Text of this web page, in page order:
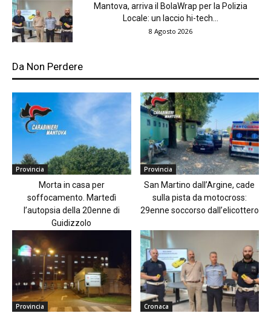
Mantova, arriva il BolaWrap per la Polizia
Locale: un laccio hi-tech...
8 Agosto 2026
Da Non Perdere
Provincia
Morta in casa per
soffocamento. Martedì
l’autopsia della 20enne di
Guidizzolo
Provincia
San Martino dall’Argine, cade
sulla pista da motocross:
29enne soccorso dall’elicottero
Provincia Cronaca